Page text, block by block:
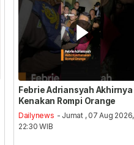
Febrie Adriansyah Akhirnya
Kenakan Rompi Orange
Dailynews - Jumat , 07 Aug 2026,
22:30 WIB